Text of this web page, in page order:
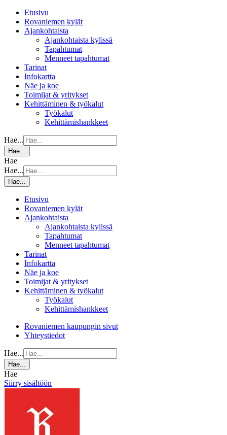
Etusivu
Rovaniemen kylät
Ajankohtaista
Ajankohtaista kylissä
Tapahtumat
Menneet tapahtumat
Tarinat
Infokartta
Näe ja koe
Toimijat & yritykset
Kehittäminen & työkalut
Työkalut
Kehittämishankkeet
Hae...
Hae...
Hae
Hae...
Hae...
Etusivu
Rovaniemen kylät
Ajankohtaista
Ajankohtaista kylissä
Tapahtumat
Menneet tapahtumat
Tarinat
Infokartta
Näe ja koe
Toimijat & yritykset
Kehittäminen & työkalut
Työkalut
Kehittämishankkeet
Rovaniemen kaupungin sivut
Yhteystiedot
Hae...
Hae...
Hae
Siirry sisältöön